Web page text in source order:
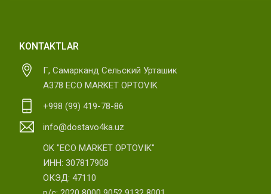
KONTAKTLAR
Г, Самарканд Сельский Урташик
А378 ECO MARKET OPTOVIK
+998 (99) 419-78-86
info@dostavo4ka.uz
OK "ECO MARKET OPTOVIK"
ИНН: 307817908
ОКЭД: 47110